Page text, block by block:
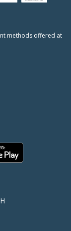
methods offered at